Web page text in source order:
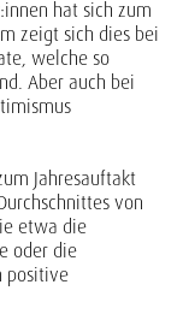
hat sich zum
zeigt sich dies bei
welche so
Aber auch bei
Jahresauftakt
von
etwa die
oder die
positive